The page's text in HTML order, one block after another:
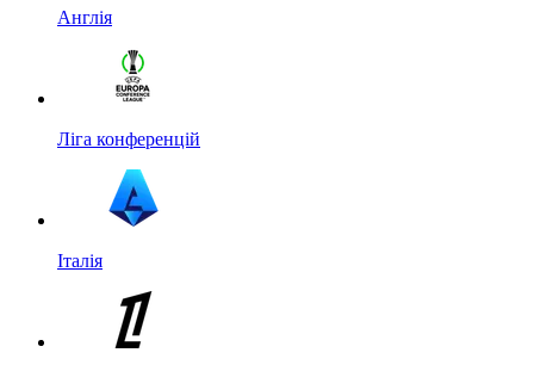
Англія
Ліга конференцій
Італія